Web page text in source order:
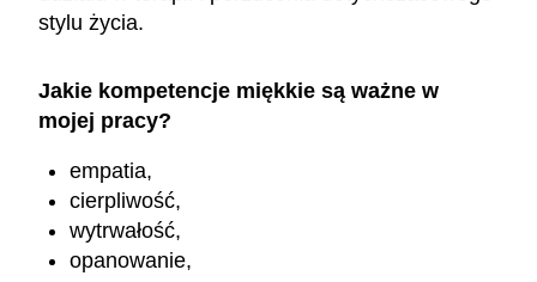
stylu życia.
Jakie kompetencje miękkie są ważne w
mojej pracy?
empatia,
cierpliwość,
wytrwałość,
opanowanie,